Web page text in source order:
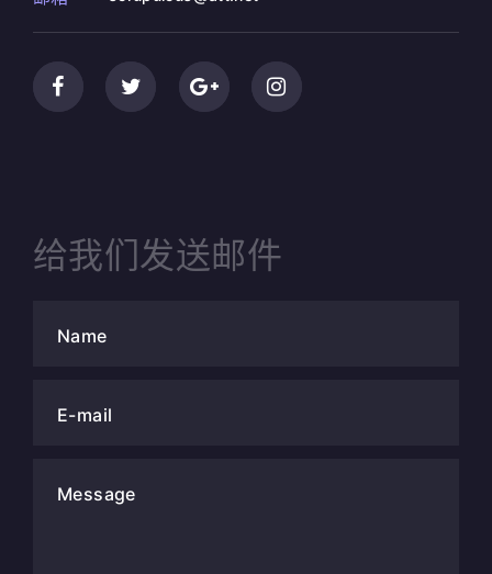
给我们发送邮件
Name
E-mail
Message